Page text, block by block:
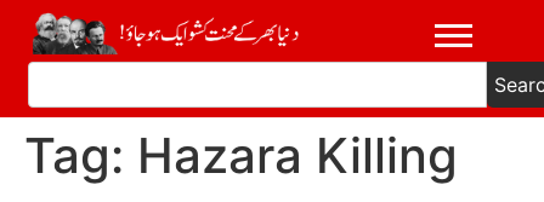
Tag: Hazara Killing